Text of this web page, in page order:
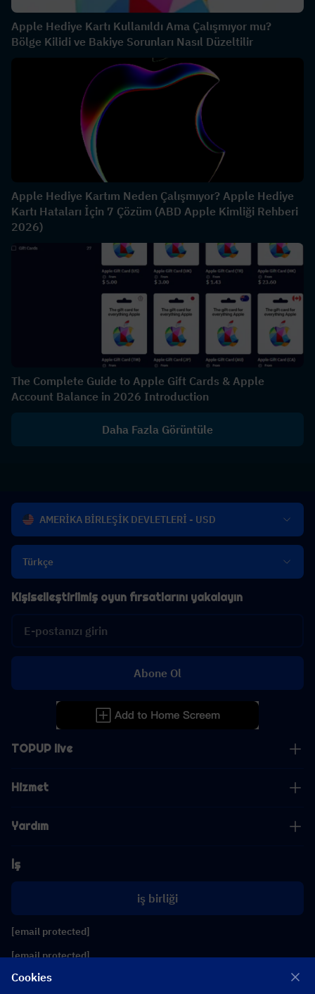
Apple Hediye Kartı Kullanıldı Ama Çalışmıyor mu?
Bölge Kilidi ve Bakiye Sorunları Nasıl Düzeltilir
Apple Hediye Kartım Neden Çalışmıyor? Apple Hediye
Kartı Hataları İçin 7 Çözüm (ABD Apple Kimliği Rehberi
2026)
The Complete Guide to Apple Gift Cards & Apple
Account Balance in 2026 Introduction
Daha Fazla Görüntüle
AMERİKA BİRLEŞİK DEVLETLERİ - USD
Türkçe
TOPUP live
Hizmet
Yardım
İş
iş birliği
[email protected]
[email protected]
Kişiselleştirilmiş oyun fırsatlarını yakalayın
Abone Ol
Cookies